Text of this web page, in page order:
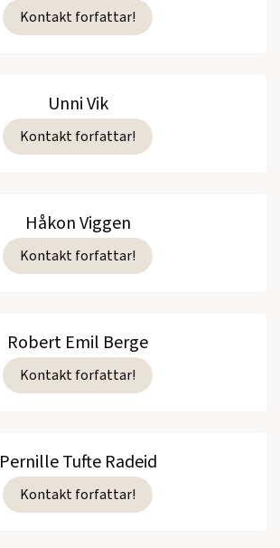
Kontakt forfattar!
Unni Vik
Kontakt forfattar!
Håkon Viggen
Kontakt forfattar!
Robert Emil Berge
Kontakt forfattar!
Pernille Tufte Radeid
Kontakt forfattar!